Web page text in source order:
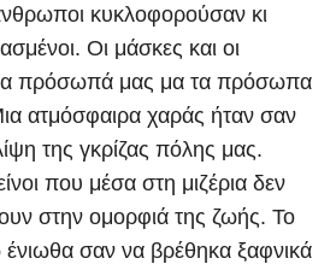
κυκλοφορούσαν κι
Οι μάσκες και οι
πρόσωπά μας μα τα πρόσωπα
ατμόσφαιρα χαράς ήταν σαν
της γκρίζας πόλης μας.
που μέσα στη μιζέρια δεν
στην ομορφιά της ζωής. Το
ένιωθα σαν να βρέθηκα ξαφνικά